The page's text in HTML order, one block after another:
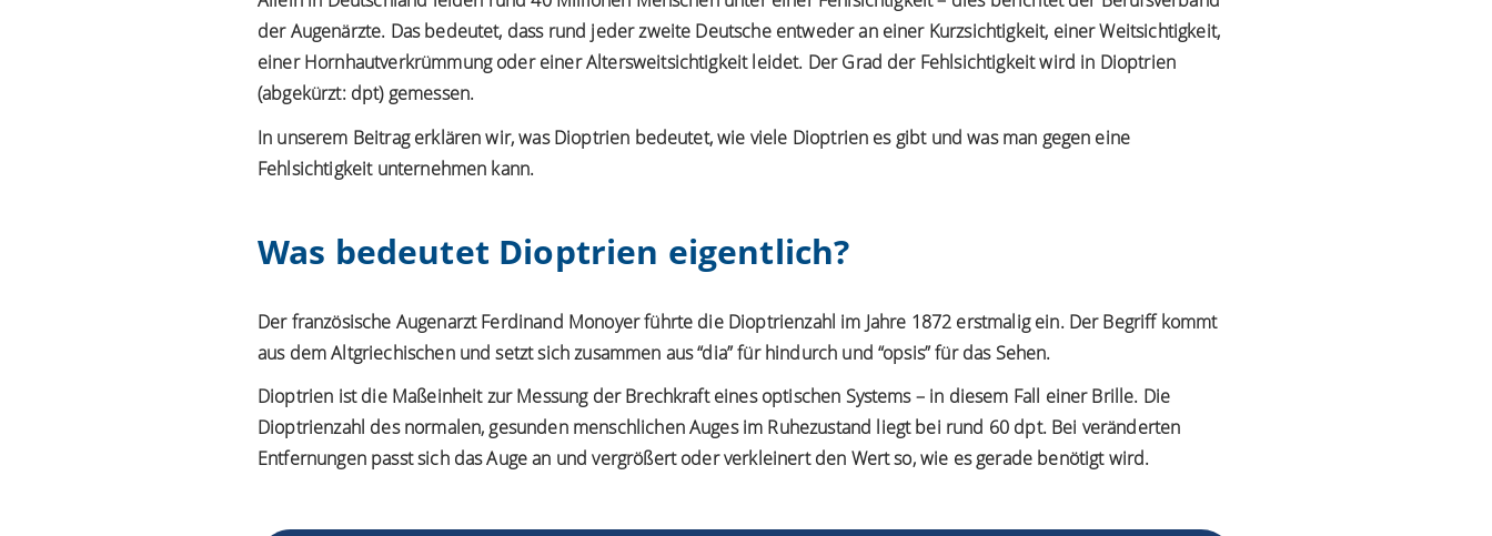
der Augenärzte. Das bedeutet, dass rund jeder zweite Deutsche entweder an einer Kurzsichtigkeit, einer Weitsichtigkeit,
einer Hornhautverkrümmung oder einer Altersweitsichtigkeit leidet. Der Grad der Fehlsichtigkeit wird in Dioptrien
(abgekürzt: dpt) gemessen.
In unserem Beitrag erklären wir, was Dioptrien bedeutet, wie viele Dioptrien es gibt und was man gegen eine
Fehlsichtigkeit unternehmen kann.
Was bedeutet Dioptrien eigentlich?
Der französische Augenarzt Ferdinand Monoyer führte die Dioptrienzahl im Jahre 1872 erstmalig ein. Der Begriff kommt
aus dem Altgriechischen und setzt sich zusammen aus “dia” für hindurch und “opsis” für das Sehen.
Dioptrien ist die Maßeinheit zur Messung der Brechkraft eines optischen Systems – in diesem Fall einer Brille. Die
Dioptrienzahl des normalen, gesunden menschlichen Auges im Ruhezustand liegt bei rund 60 dpt. Bei veränderten
Entfernungen passt sich das Auge an und vergrößert oder verkleinert den Wert so, wie es gerade benötigt wird.